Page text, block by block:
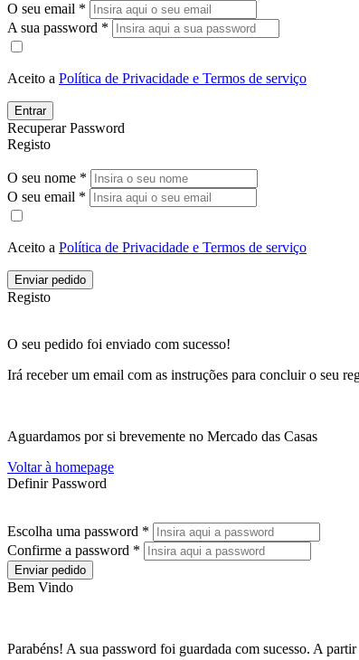
O seu email *
A sua password *
Aceito a Política de Privacidade e Termos de serviço
Entrar
Recuperar Password
Registo
O seu nome *
O seu email *
Aceito a Política de Privacidade e Termos de serviço
Enviar pedido
Registo
O seu pedido foi enviado com sucesso!
Irá receber um email com as instruções para concluir o seu
Aguardamos por si brevemente no Mercado das Casas
Voltar à homepage
Definir Password
Escolha uma password *
Confirme a password *
Enviar pedido
Bem Vindo
Parabéns! A sua password foi guardada com sucesso. A